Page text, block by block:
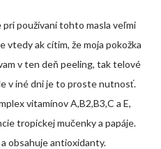
používaní tohto masla veľmi
vtedy ak cítim, že moja pokožka
v ten deň peeling, tak telové
v iné dni je to proste nutnosť.
vitamínov A,B2,B3,C a E,
tropickej mučenky a papáje.
obsahuje antioxidanty.